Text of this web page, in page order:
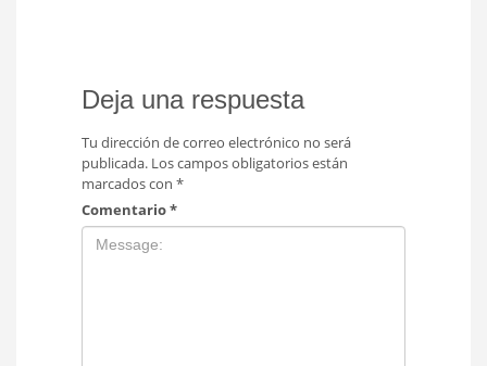
Deja una respuesta
Tu dirección de correo electrónico no será
publicada. Los campos obligatorios están
marcados con *
Comentario*